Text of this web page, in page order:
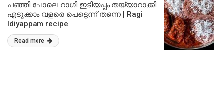
പഞ്ഞി പോലെ റാഗി ഇടിയപ്പം തയ്യാറാക്കി
എടുക്കാം വളരെ പെട്ടെന്ന് തന്നെ | Ragi
Idiyappam recipe
Read more